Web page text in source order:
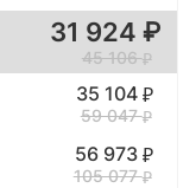
31 924
45 106
35 104
59 047
56 973
105 077